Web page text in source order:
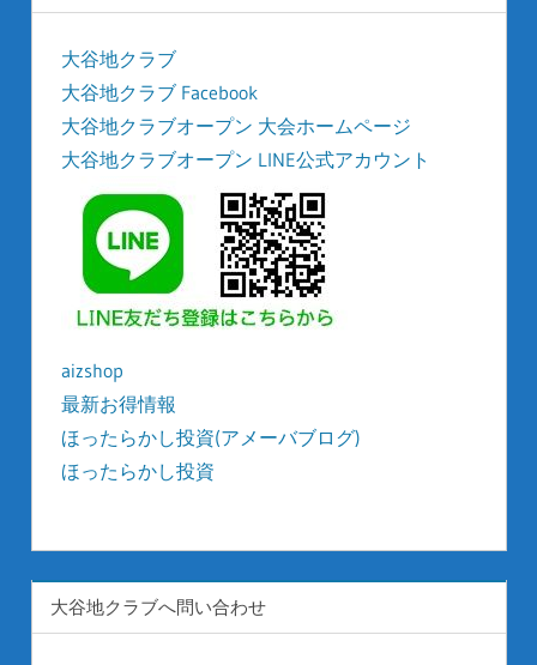
大谷地クラブ
大谷地クラブ Facebook
大谷地クラブオープン 大会ホームページ
大谷地クラブオープン LINE公式アカウント
aizshop
最新お得情報
ほったらかし投資(アメーバブログ)
ほったらかし投資
大谷地クラブへ問い合わせ